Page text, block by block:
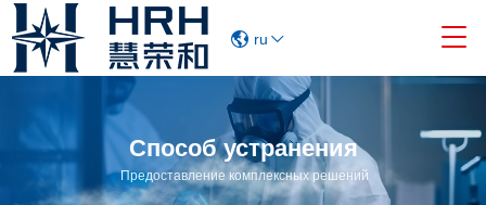
ru 
Способ устранения
Предоставление комплексных решений